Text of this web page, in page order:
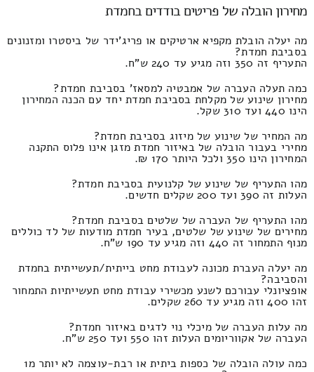
מחירון הובלה של פריטים בודדים בחמדת
מה יעלה הובלת מקפיא ארטיקים או פריג'ידר של ביסטרו ומזנונים
בסביבת חמדת?
התעריף זה 350 וזה מגיע עד 240 ש"ח.
כמה תעלה העברה של אמבטיה למסאז' בסביבת חמדת?
מחירון שינוע של מקלחת בסביבת חמדת יחד עם הכנה המחירון
הינו 440 ועד 310 שקל.
מה המחיר של שינוע של מיזוג בסביבת חמדת?
מחירי בעבור הובלה של באיזור חמדת מזגן אינו פלוס התקנה
המחירון הינו 350 ולכל היותר 170 ₪.
מהו התעריף של שינוע של קלנועית בסביבת חמדת?
העלות זה 390 ועד 200 שקלים חדשים.
מהו התעריף של העברה של שלטים בסביבת חמדת?
מחירים של שינוע של שלטים, בעיר חמדת מודעות של לד כוללים
מנוף התמחור זה 440 וזה מגיע עד 190 ש"ח.
מה יעלה העברת מכונה לעבודת מחט בייתית/תעשייתית בחמדת
והסביבה?
אופציונלי עבורכם לשנע מכשירי עבודת מחט תעשייתיות התמחור
זהו 400 וזה מגיע עד 260 שקלים.
מה עלות העברה של מיכלי נוי לדגים באיזור חמדת?
העברה של אקווריומים העלות זהו 550 ועד 250 ש"ח.
כמה עולה הובלה של כספות ביתית או רבת-עוצמה לא יותר מ1